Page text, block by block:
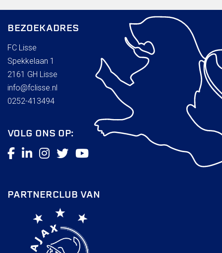
BEZOEKADRES
FC Lisse
Spekkelaan 1
2161 GH Lisse
info@fclisse.nl
0252-413494
VOLG ONS OP:
PARTNERCLUB VAN